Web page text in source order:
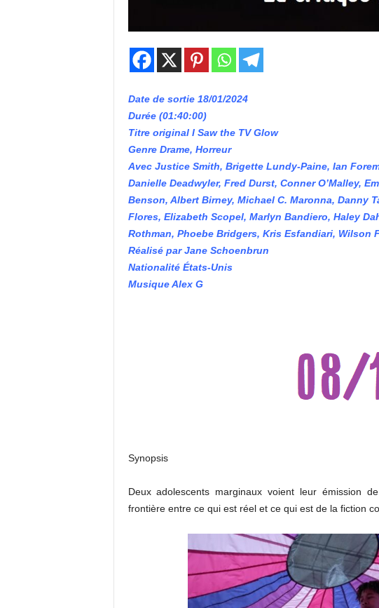
Date de sortie 18/01/2024
Durée (01:40:00)
Titre original I Saw the TV Glow
Genre Drame, Horreur
Avec Justice Smith, Brigette Lundy-Paine, Ian
Danielle Deadwyler, Fred Durst, Conner O’Malley,
Benson, Albert Birney, Michael C. Maronna, Danny
Flores, Elizabeth Scopel, Marlyn Bandiero, Haley
Rothman, Phoebe Bridgers, Kris Esfandiari, Wilson
Réalisé par Jane Schoenbrun
Nationalité États-Unis
Musique Alex G
Synopsis
Deux adolescents marginaux voient leur émission
frontière entre ce qui est réel et ce qui est de la fiction